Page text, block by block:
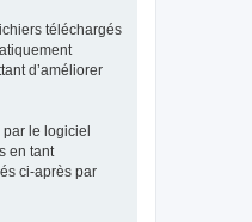
téléchargés
d’améliorer
par le logiciel
en tant
ci-après par